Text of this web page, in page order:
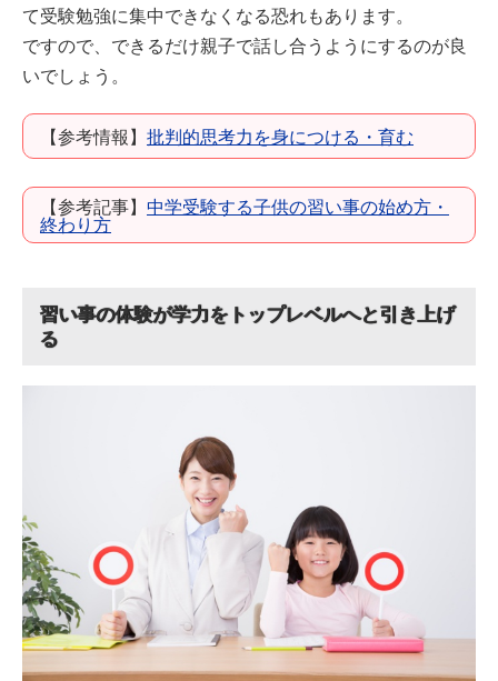
て受験勉強に集中できなくなる恐れもあります。
ですので、できるだけ親子で話し合うようにするのが良
いでしょう。
【参考情報】 批判的思考力を身につける・育む
【参考記事】 中学受験する子供の習い事の始め方・
終わり方
習い事の体験が学力をトップレベルへと引き上げ
る